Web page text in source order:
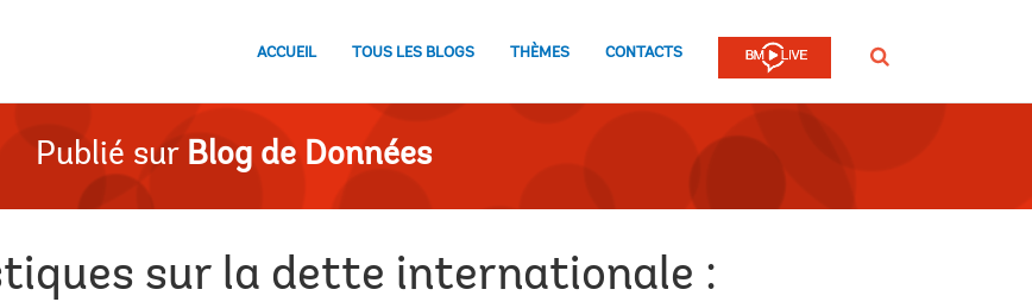
ACCUEIL TOUS LES BLOGS THÈMES CONTACTS Rechercher
Publié sur Blog de Données
sur la dette internationale :